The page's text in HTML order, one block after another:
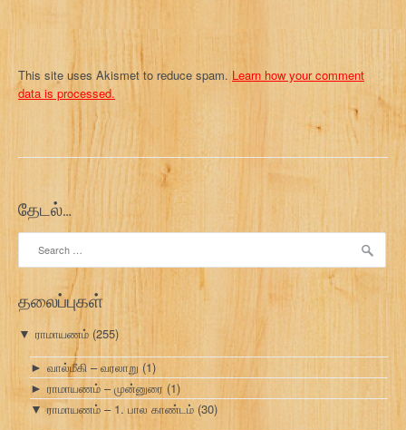
This site uses Akismet to reduce spam. Learn how your comment
data is processed.
தேடல்…
தலைப்புகள்
▼ ராமாயணம் (255)
► வால்மீகி – வரலாறு (1)
► ராமாயணம் – முன்னுரை (1)
▼ ராமாயணம் – 1. பால காண்டம் (30)